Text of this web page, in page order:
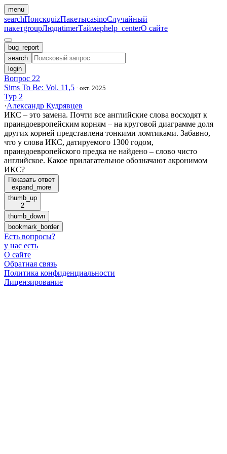
menu
searchПоискquizПакетыcasinoСлучайный
пакетgroupЛюдиtimerТаймерhelp_centerО сайте
bug_report
search
login
Вопрос 22
Sims To Be: Vol. 11,5 · окт. 2025
Тур 2
·Александр Кудрявцев
ИКС – это замена. Почти все английские слова восходят к
праиндоевропейским корням – на круговой диаграмме доля
других корней представлена тонкими ломтиками. Забавно,
что у слова ИКС, датируемого 1300 годом,
праиндоевропейского предка не найдено – слово чисто
английское. Какое прилагательное обозначают акронимом
ИКС?
Показать ответ
expand_more
thumb_up
2
thumb_down
bookmark_border
Есть вопросы?
у нас есть
О сайте
Обратная связь
Политика конфиденциальности
Лицензирование